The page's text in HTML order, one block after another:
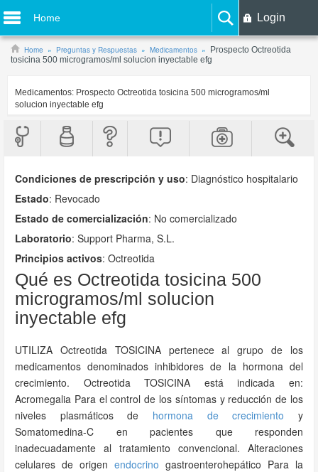
Home Login
Home Preguntas y Respuestas Medicamentos
Prospecto Octreotida
tosicina 500 microgramos/ml solucion inyectable efg
Medicamentos: Prospecto Octreotida tosicina 500 microgramos/ml
solucion inyectable efg
Condiciones de prescripción y uso: Diagnóstico hospitalario
Estado: Revocado
Estado de comercialización: No comercializado
Laboratorio: Support Pharma, S.L.
Principios activos: Octreotida
Qué es Octreotida tosicina 500
microgramos/ml solucion
inyectable efg
UTILIZA Octreotida TOSICINA pertenece al grupo de los
medicamentos denominados inhibidores de la hormona del
crecimiento. Octreotida TOSICINA está indicada en:
Acromegalia Para el control de los síntomas y reducción de los
niveles plasmáticos de hormona de crecimiento y
Somatomedina-C en pacientes que responden
inadecuadamente al tratamiento convencional. Alteraciones
celulares de origen endocrino gastroenterohepático Para la